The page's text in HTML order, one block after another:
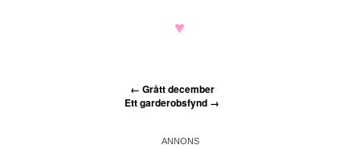
♥
← Grått december
Ett garderobsfynd →